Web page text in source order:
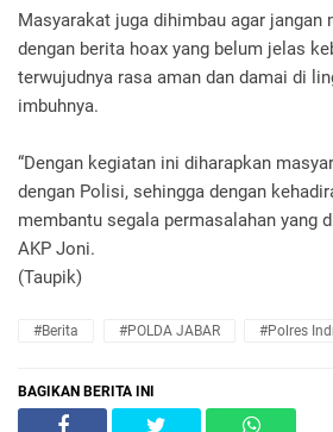
Masyarakat juga dihimbau agar jangan
dengan berita hoax yang belum jelas
terwujudnya rasa aman dan damai di
imbuhnya.
“Dengan kegiatan ini diharapkan
dengan Polisi, sehingga dengan
membantu segala permasalahan yang
AKP Joni.
(Taupik)
#Berita #POLDA JABAR #Polres
BAGIKAN BERITA INI